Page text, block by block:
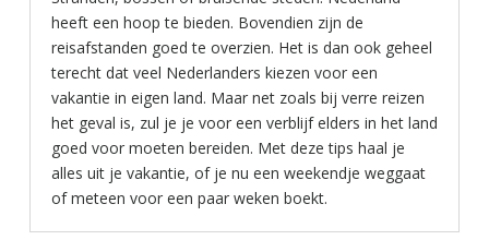
heeft een hoop te bieden. Bovendien zijn de
reisafstanden goed te overzien. Het is dan ook geheel
terecht dat veel Nederlanders kiezen voor een
vakantie in eigen land. Maar net zoals bij verre reizen
het geval is, zul je je voor een verblijf elders in het land
goed voor moeten bereiden. Met deze tips haal je
alles uit je vakantie, of je nu een weekendje weggaat
of meteen voor een paar weken boekt.